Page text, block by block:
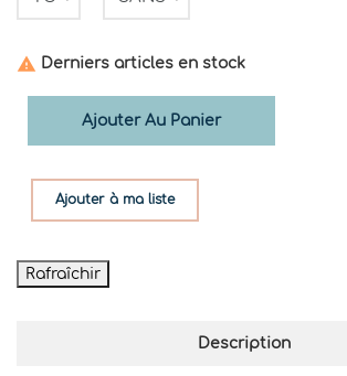
 Derniers articles en stock
Ajouter Au Panier
Ajouter à ma liste
Description